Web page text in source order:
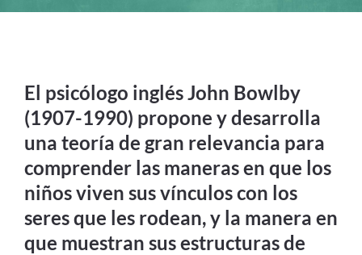
Contacto
El psicólogo inglés John Bowlby
(1907-1990) propone y desarrolla
una teoría de gran relevancia para
comprender las maneras en que los
niños viven sus vínculos con los
seres que les rodean, y la manera en
que muestran sus estructuras de